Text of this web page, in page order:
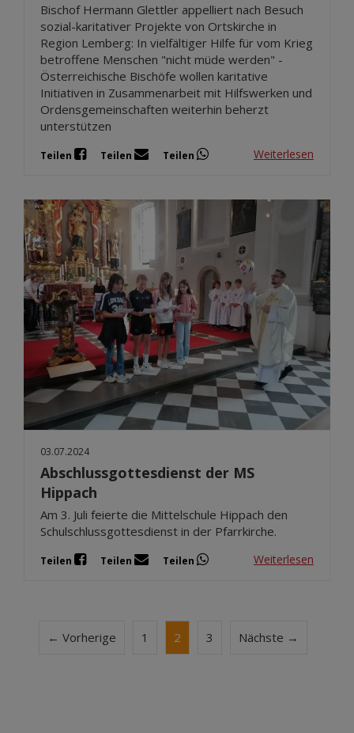
Bischof Hermann Glettler appelliert nach Besuch
sozial-karitativer Projekte von Ortskirche in
Region Lemberg: In vielfältiger Hilfe für vom Krieg
betroffene Menschen "nicht müde werden" -
Österreichische Bischöfe wollen karitative
Initiativen in Zusammenarbeit mit Hilfswerken und
Ordensgemeinschaften weiterhin beherzt
unterstützen
Teilen Teilen Teilen Weiterlesen
03.07.2024
Abschlussgottesdienst der MS
Hippach
Am 3. Juli feierte die Mittelschule Hippach den
Schulschlussgottesdienst in der Pfarrkirche.
Teilen Teilen Teilen Weiterlesen
← Vorherige 1 2 3 Nächste →